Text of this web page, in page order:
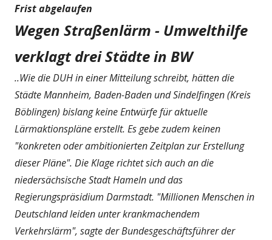
Frist abgelaufen
Wegen Straßenlärm - Umwelthilfe
verklagt drei Städte in BW
..Wie die DUH in einer Mitteilung schreibt, hätten die
Städte Mannheim, Baden-Baden und Sindelfingen (Kreis
Böblingen) bislang keine Entwürfe für aktuelle
Lärmaktionspläne erstellt. Es gebe zudem keinen
"konkreten oder ambitionierten Zeitplan zur Erstellung
dieser Pläne". Die Klage richtet sich auch an die
niedersächsische Stadt Hameln und das
Regierungspräsidium Darmstadt. "Millionen Menschen in
Deutschland leiden unter krankmachendem
Verkehrslärm", sagte der Bundesgeschäftsführer der